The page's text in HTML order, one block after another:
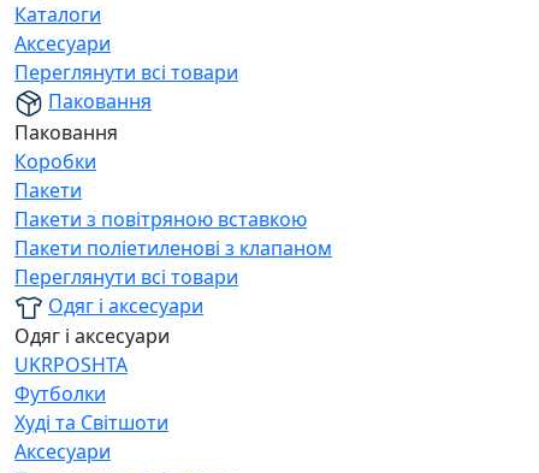
Каталоги
Аксесуари
Переглянути всі товари
Паковання
Паковання
Коробки
Пакети
Пакети з повітряною вставкою
Пакети поліетиленові з клапаном
Переглянути всі товари
Одяг і аксесуари
Одяг і аксесуари
UKRPOSHTA
Футболки
Худі та Світшоти
Аксесуари